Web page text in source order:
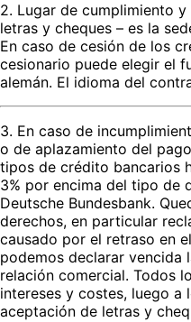
2. Lugar de cumplimiento
letras y cheques – es la
En caso de cesión de los
cesionario puede elegir el
alemán. El idioma del
3. En caso de
o de aplazamiento del
tipos de crédito bancarios
3% por encima del tipo de
Deutsche Bundesbank.
derechos, en particular
causado por el retraso en
podemos declarar vencida
relación comercial. Todos
intereses y costes, luego a
aceptación de letras y